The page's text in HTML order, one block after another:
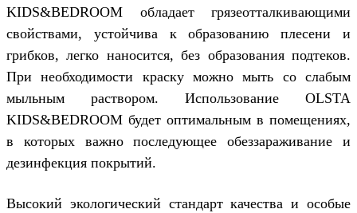
KIDS&BEDROOM обладает грязеотталкивающими
свойствами, устойчива к образованию плесени и
грибков, легко наносится, без образования подтеков.
При необходимости краску можно мыть со слабым
мыльным раствором. Использование OLSTA
KIDS&BEDROOM будет оптимальным в помещениях,
в которых важно последующее обеззараживание и
дезинфекция покрытий.
Высокий экологический стандарт качества и особые